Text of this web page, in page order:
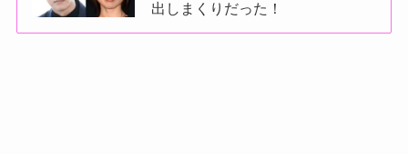
出しまくりだった！